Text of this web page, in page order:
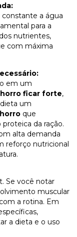
a água
para a
nutrientes,
com máxima
em um
ficar forte,
um
que
da ração.
alta demanda
reforço nutricional
Se você notar
muscular
a rotina. Em
a dieta e o uso